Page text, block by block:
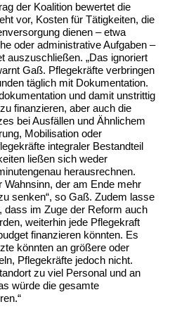
der Koalition bewertet die
vor, Kosten für Tätigkeiten, die
dienen – etwa
oder administrative Aufgaben –
auszuschließen. „Das ignoriert
Gaß. Pflegekräfte verbringen
täglich mit Dokumentation.
und damit unstrittig
finanzieren, aber auch die
bei Ausfällen und Ähnlichem
Mobilisation oder
integraler Bestandteil
ließen sich weder
herausrechnen.
Wahnsinn, der am Ende mehr
senken“, so Gaß. Zudem lasse
dass im Zuge der Reform auch
weiterhin jede Pflegekraft
finanzieren könnten. Es
könnten an größere oder
Pflegekräfte jedoch nicht.
zu viel Personal und an
würde die gesamte